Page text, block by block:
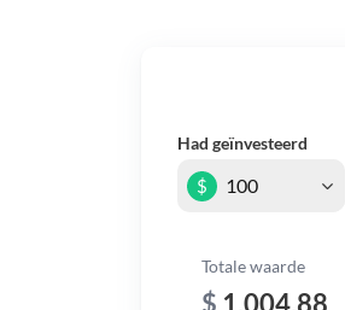
Had geïnvesteerd
$
Totale waarde